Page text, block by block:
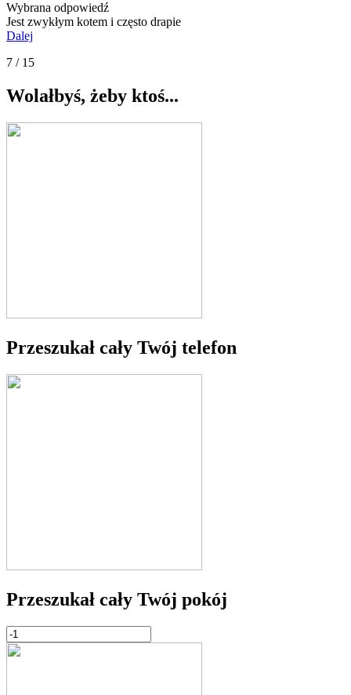
Wybrana odpowiedź
Jest zwykłym kotem i często drapie
Dalej
7 / 15
Wolałbyś, żeby ktoś...
Przeszukał cały Twój telefon
Przeszukał cały Twój pokój